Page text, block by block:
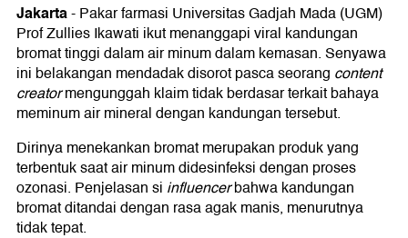
Jakarta-Pakar farmasi Universitas Gadjah Mada (UGM)
Prof Zullies Ikawati ikut menanggapi viral kandungan
bromat tinggi dalam air minum dalam kemasan. Senyawa
ini belakangan mendadak disorot pasca seorang content
creatormengunggah klaim tidak berdasar terkait bahaya
meminum air mineral dengan kandungan tersebut.
Dirinya menekankan bromat merupakan produk yang
terbentuk saat air minum didesinfeksi dengan proses
ozonasi. Penjelasan si influencerbahwa kandungan
bromat ditandai dengan rasa agak manis, menurutnya
tidak tepat.